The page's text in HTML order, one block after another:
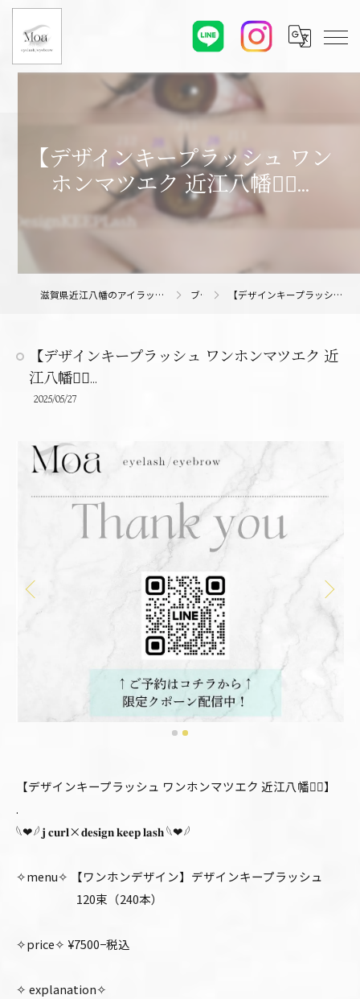
【デザインキープラッシュ ワン
ホンマツエク 近江八幡❤️‍🔥...
滋賀県近江八幡のアイラッシュサロンならMoa eyelash/eyebrow ブログ 【デザインキープラッシュ ワンホンマツエク 近江八幡❤️‍🔥...
【デザインキープラッシュ ワンホンマツエク 近
江八幡❤️‍🔥...
2025/05/27
【デザインキープラッシュ ワンホンマツエク 近江八幡❤️‍🔥】
.
𓆩❤︎𓆪 𝐣 𝐜𝐮𝐫𝐥×𝐝𝐞𝐬𝐢𝐠𝐧 𝐤𝐞𝐞𝐩 𝐥𝐚𝐬𝐡 𓆩❤︎𓆪
✧menu✧ 【ワンホンデザイン】デザインキープラッシュ
120束（240本）
✧price✧ ¥7500−税込
✧ explanation✧